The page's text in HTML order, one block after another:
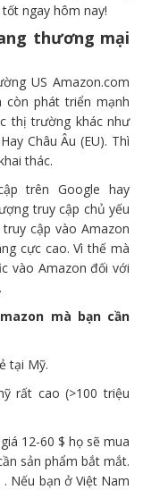
ngay hôm nay!
thương mại
US Amazon.com
phát triển mạnh
thị trường khác như
Châu Âu (EU). Thì
thác.
trên Google hay
truy cập chủ yếu
cập vào Amazon
cực cao. Vì thế mà
vào Amazon đối với
mà bạn cần
tại Mỹ.
rất cao (>100 triệu
12-60 $ họ sẽ mua
sản phẩm bắt mắt.
Nếu bạn ở Việt Nam